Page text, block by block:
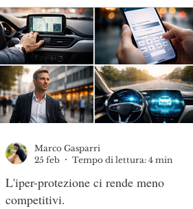
L'iper-protezione ci rende meno
competitivi.
Marco Gasparri
25 feb
Tempo di lettura: 4 min